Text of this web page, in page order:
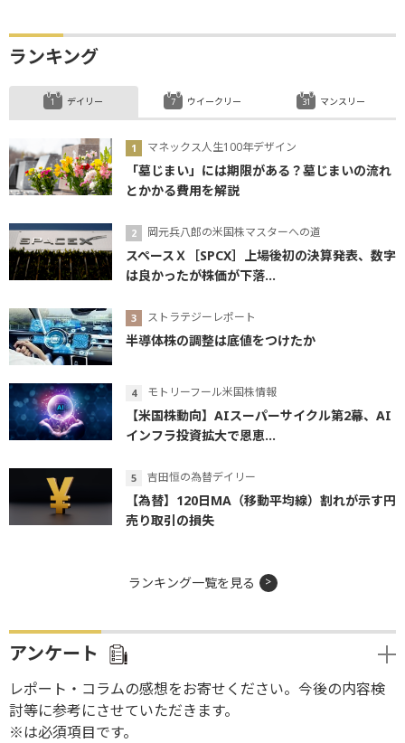
ランキング
デイリー
マネックス人生100年デザイン
「墓じまい」には期限がある？墓じまいの流れ
とかかる費用を解説
岡元兵八郎の米国株マスターへの道
スペースＸ［SPCX］上場後初の決算発表、数字
は良かったが株価が下落...
ストラテジーレポート
半導体株の調整は底値をつけたか
モトリーフール米国株情報
【米国株動向】AIスーパーサイクル第2幕、AI
インフラ投資拡大で恩恵...
吉田恒の為替デイリー
【為替】120日MA（移動平均線）割れが示す円
売り取引の損失
ウイークリー マンスリー
ランキング一覧を見る
アンケート
レポート・コラムの感想をお寄せください。今後の内容検
討等に参考にさせていただきます。
※は必須項目です。